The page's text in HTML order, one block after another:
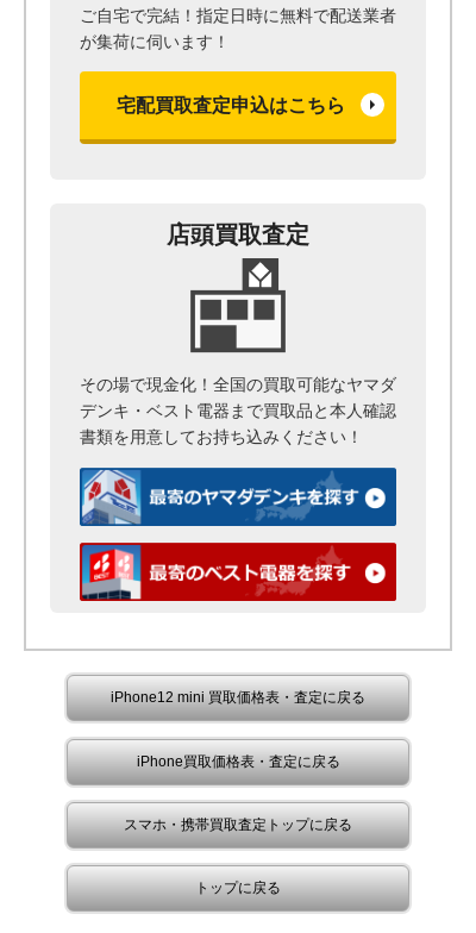
ご自宅で完結！指定日時に無料で配送業者
が集荷に伺います！
宅配買取査定申込はこちら
店頭買取査定
その場で現金化！全国の買取可能なヤマダ
デンキ・ベスト電器まで買取品と本人確認
書類を用意してお持ち込みください！
iPhone12 mini 買取価格表・査定に戻る
iPhone買取価格表・査定に戻る
スマホ・携帯買取査定トップに戻る
トップに戻る